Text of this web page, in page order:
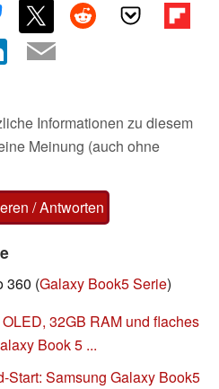
Informationen zu diesem
Meinung (auch ohne
/ Antworten
360 (Galaxy Book5 Serie)
32GB RAM und flaches
Book 5 ...
Start: Samsung Galaxy Book5